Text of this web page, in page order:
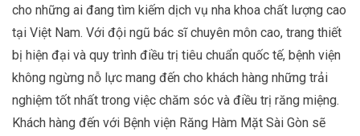
cho những ai đang tìm kiếm dịch vụ nha khoa chất lượng cao
tại Việt Nam. Với đội ngũ bác sĩ chuyên môn cao, trang thiết
bị hiện đại và quy trình điều trị tiêu chuẩn quốc tế, bệnh viện
không ngừng nỗ lực mang đến cho khách hàng những trải
nghiệm tốt nhất trong việc chăm sóc và điều trị răng miệng.
Khách hàng đến với Bệnh viện Răng Hàm Mặt Sài Gòn sẽ